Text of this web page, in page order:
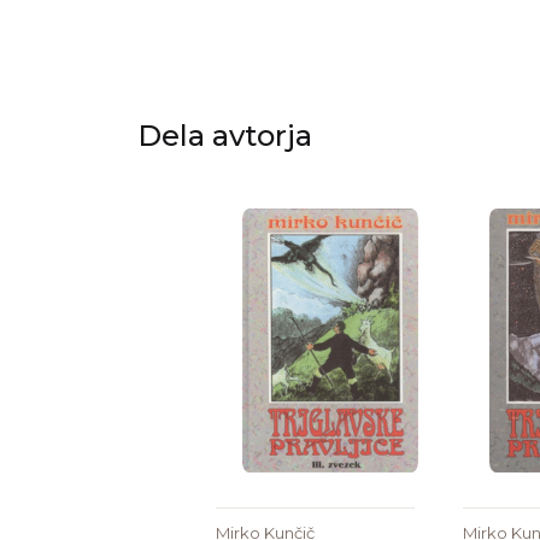
Dela avtorja
Mirko Kunčič Mirko